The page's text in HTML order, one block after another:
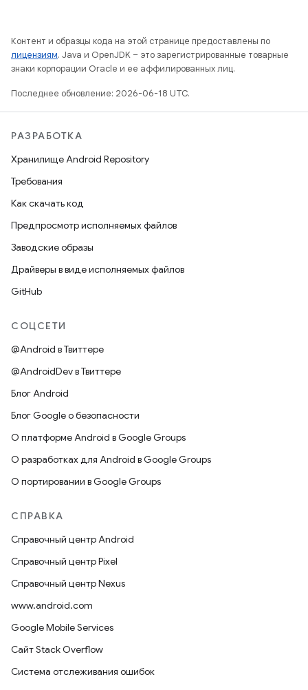
Контент и образцы кода на этой странице предоставлены по
лицензиям. Java и OpenJDK – это зарегистрированные товарные
знаки корпорации Oracle и ее аффилированных лиц.
Последнее обновление: 2026-06-18 UTC.
РАЗРАБОТКА
Хранилище Android Repository
Требования
Как скачать код
Предпросмотр исполняемых файлов
Заводские образы
Драйверы в виде исполняемых файлов
GitHub
СОЦСЕТИ
@Android в Твиттере
@AndroidDev в Твиттере
Блог Android
Блог Google о безопасности
О платформе Android в Google Groups
О разработках для Android в Google Groups
О портировании в Google Groups
СПРАВКА
Справочный центр Android
Справочный центр Pixel
Справочный центр Nexus
www.android.com
Google Mobile Services
Сайт Stack Overflow
Система отслеживания ошибок